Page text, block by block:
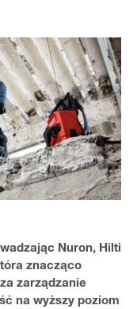
Nuron, Hilti
znacząco
zarządzanie
na wyższy poziom